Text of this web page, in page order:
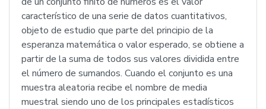
característico de una serie de datos cuantitativos,
objeto de estudio que parte del principio de la
esperanza matemática o valor esperado, se obtiene a
partir de la suma de todos sus valores dividida entre
el número de sumandos. Cuando el conjunto es una
muestra aleatoria recibe el nombre de media
muestral siendo uno de los principales estadísticos